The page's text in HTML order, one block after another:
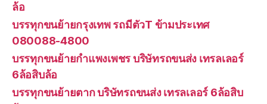
ล้อ
บรรทุกขนย้ายกรุงเทพ รถมีตัวT ข้ามประเทศ
080088-4800
บรรทุกขนย้ายกำแพงเพชร บริษัทรถขนส่ง เทรลเลอร์
6ล้อสิบล้อ
บรรทุกขนย้ายตาก บริษัทรถขนส่ง เทรลเลอร์ 6ล้อสิบ